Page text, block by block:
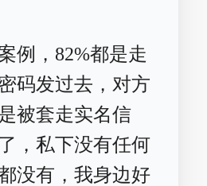
例，82%都是走
码发过去，对方
被套走实名信
，私下没有任何
没有，我身边好